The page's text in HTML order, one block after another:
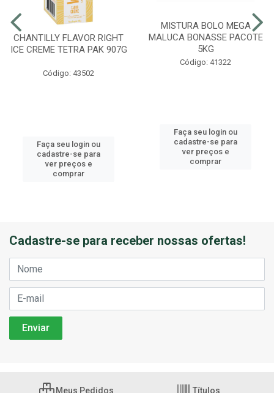
CHANTILLY FLAVOR RIGHT
ICE CREME TETRA PAK 907G
Código: 43502
Faça seu login ou
cadastre-se para
ver preços e
comprar
MISTURA BOLO MEGA
MALUCA BONASSE PACOTE
5KG
Código: 41322
Faça seu login ou
cadastre-se para
ver preços e
comprar
Cadastre-se para receber nossas ofertas!
Meus Pedidos Títulos